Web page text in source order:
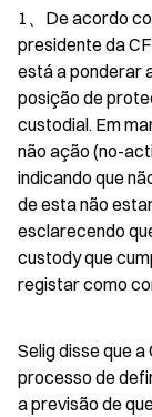
1、De acordo
presidente da
está a ponderar
posição de
custodial. Em
não ação (no-
indicando que
de esta não
esclarecendo
custody que
registar como
Selig disse que
processo de
a previsão de